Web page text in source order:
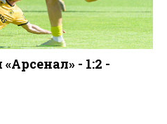
- 1:2 -